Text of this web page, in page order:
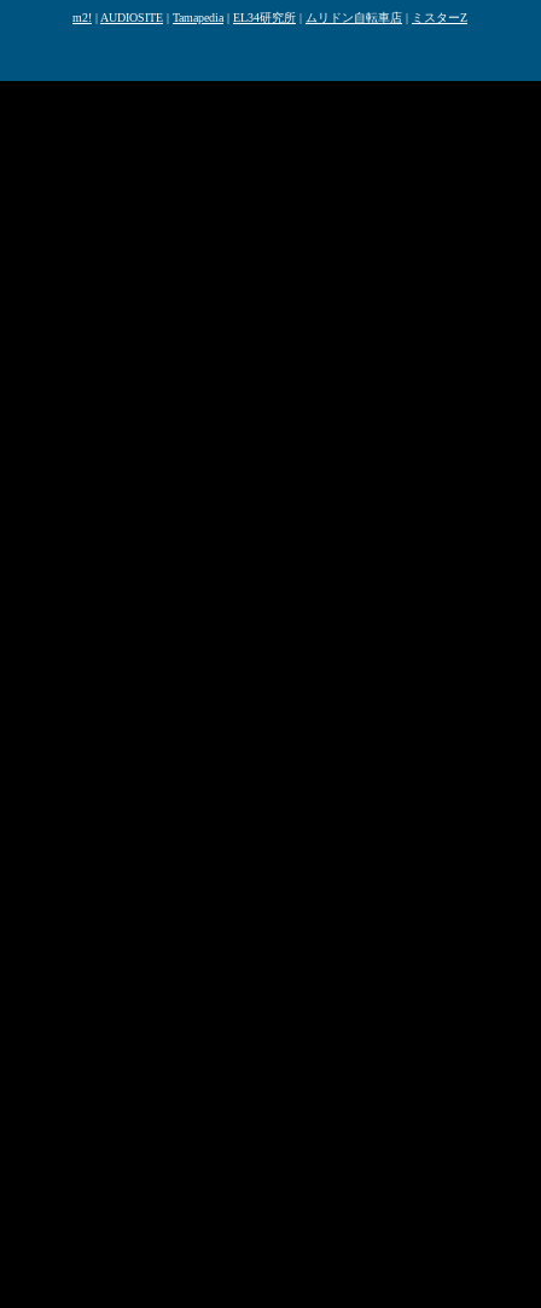
m2! | AUDIOSITE | Tamapedia | EL34研究所 | ムリドン自転車店 | ミスターZ